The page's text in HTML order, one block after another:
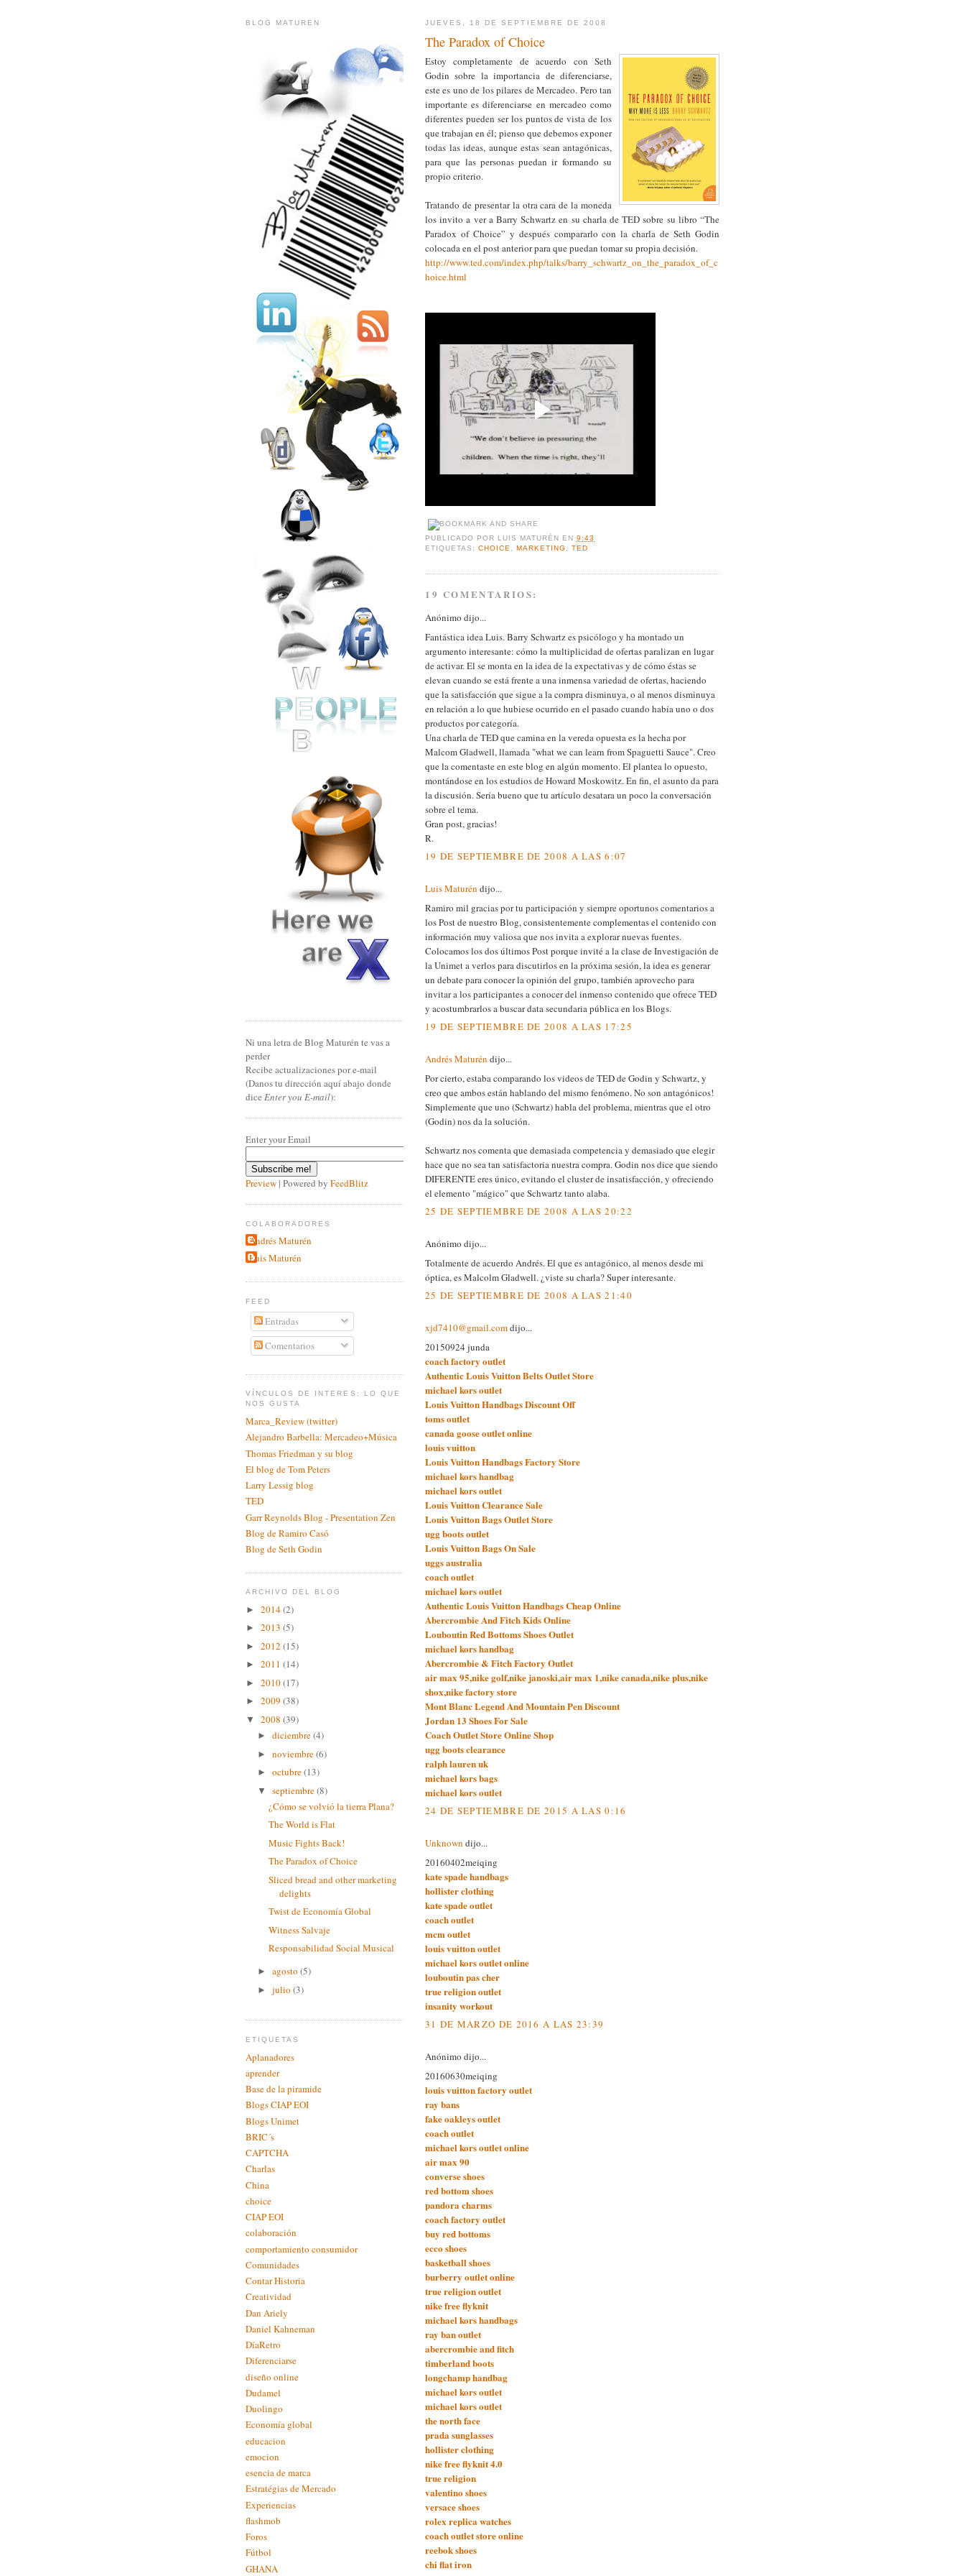
JUEVES, 18 DE SEPTIEMBRE DE 2008
The Paradox of Choice
Estoy completamente de acuerdo con Seth
Godin sobre la importancia de diferenciarse,
este es uno de los pilares de Mercadeo. Pero tan
importante es diferenciarse en mercadeo como
diferentes pueden ser los puntos de vista de los
que trabajan en él; pienso que debemos exponer
todas las ideas, aunque estas sean antagónicas,
para que las personas puedan ir formando su
propio criterio.
Tratando de presentar la otra cara de la moneda
los invito a ver a Barry Schwartz en su charla de TED sobre su libro “The
Paradox of Choice” y después compararlo con la charla de Seth Godin
colocada en el post anterior para que puedan tomar su propia decisión.
http://www.ted.com/index.php/talks/barry_schwartz_on_the_paradox_of_c
hoice.html
PUBLICADO POR LUIS MATURÉN EN9:43
ETIQUETAS:CHOICE, MARKETING ,TED
19 COMENTARIOS:
Anónimo dijo...
Fantástica idea Luis. Barry Schwartz es psicólogo y ha montado un
argumento interesante: cómo la multiplicidad de ofertas paralizan en lugar
de activar. El se monta en la idea de la expectativas y de cómo éstas se
elevan cuando se está frente a una inmensa variedad de ofertas, haciendo
que la satisfacción que sigue a la compra disminuya, o al menos disminuya
en relación a lo que hubiese ocurrido en el pasado cuando había uno o dos
productos por categoría.
Una charla de TED que camina en la vereda opuesta es la hecha por
Malcom Gladwell, llamada "what we can learn from Spaguetti Sauce". Creo
que la comentaste en este blog en algún momento. El plantea lo opuesto,
montándose en los estudios de Howard Moskowitz. En fin, el asunto da para
la discusión. Sería bueno que tu artículo desatara un poco la conversación
sobre el tema.
Gran post, gracias!
R.
19 DE SEPTIEMBRE DE 2008 A LAS 6:07
Luis Maturén dijo...
Ramiro mil gracias por tu participación y siempre oportunos comentarios a
los Post de nuestro Blog, consistentemente complementas el contenido con
información muy valiosa que nos invita a explorar nuevas fuentes.
Colocamos los dos últimos Post porque invité a la clase de Investigación de
la Unimet a verlos para discutirlos en la próxima sesión, la idea es generar
un debate para conocer la opinión del grupo, también aprovecho para
invitar a los participantes a conocer del inmenso contenido que ofrece TED
y acostumbrarlos a buscar data secundaria pública en los Blogs.
19 DE SEPTIEMBRE DE 2008 A LAS 17:25
Andrés Maturén dijo...
Por cierto, estaba comparando los videos de TED de Godin y Schwartz, y
creo que ambos están hablando del mismo fenómeno. No son antagónicos!
Simplemente que uno (Schwartz) habla del problema, mientras que el otro
(Godin) nos da la solución.
Schwartz nos comenta que demasiada competencia y demasiado que elegir
hace que no sea tan satisfactoria nuestra compra. Godin nos dice que siendo
DIFERENTE eres único, evitando el cluster de insatisfacción, y ofreciendo
el elemento "mágico" que Schwartz tanto alaba.
25 DE SEPTIEMBRE DE 2008 A LAS 20:22
Anónimo dijo...
Totalmente de acuerdo Andrés. El que es antagónico, al menos desde mi
óptica, es Malcolm Gladwell. ¿viste su charla? Super interesante.
25 DE SEPTIEMBRE DE 2008 A LAS 21:40
xjd7410@gmail.comdijo...
20150924 junda
coach factory outlet
Authentic Louis Vuitton Belts Outlet Store
michael kors outlet
Louis Vuitton Handbags Discount Off
toms outlet
canada goose outlet online
louis vuitton
Louis Vuitton Handbags Factory Store
michael kors handbag
michael kors outlet
Louis Vuitton Clearance Sale
Louis Vuitton Bags Outlet Store
ugg boots outlet
Louis Vuitton Bags On Sale
uggs australia
coach outlet
michael kors outlet
Authentic Louis Vuitton Handbags Cheap Online
Abercrombie And Fitch Kids Online
Louboutin Red Bottoms Shoes Outlet
michael kors handbag
Abercrombie & Fitch Factory Outlet
air max 95,nike golf,nike janoski,air max 1,nike canada,nike plus,nike
shox,nike factory store
Mont Blanc Legend And Mountain Pen Discount
Jordan 13 Shoes For Sale
Coach Outlet Store Online Shop
ugg boots clearance
ralph lauren uk
michael kors bags
michael kors outlet
24 DE SEPTIEMBRE DE 2015 A LAS 0:16
Unknown dijo...
20160402meiqing
kate spade handbags
hollister clothing
kate spade outlet
coach outlet
mcm outlet
louis vuitton outlet
michael kors outlet online
louboutin pas cher
true religion outlet
insanity workout
31 DE MARZO DE 2016 A LAS 23:39
Anónimo dijo...
20160630meiqing
louis vuitton factory outlet
ray bans
fake oakleys outlet
coach outlet
michael kors outlet online
air max 90
converse shoes
red bottom shoes
pandora charms
coach factory outlet
buy red bottoms
ecco shoes
basketball shoes
burberry outlet online
true religion outlet
nike free flyknit
michael kors handbags
ray ban outlet
abercrombie and fitch
timberland boots
longchamp handbag
michael kors outlet
michael kors outlet
the north face
prada sunglasses
hollister clothing
nike free flyknit 4.0
true religion
valentino shoes
versace shoes
rolex replica watches
coach outlet store online
reebok shoes
chi flat iron
BLOG MATUREN
Ni una letra de Blog Maturén te vas a
perder
Recibe actualizaciones por e-mail
(Danos tu dirección aquí abajo donde
dice Enter you E-mail):
Enter your Email
Preview | Powered by FeedBlitz
COLABORADORES
Andrés Maturén
Luis Maturén
FEED
Entradas
Comentarios
VÍNCULOS DE INTERES: LO QUE
NOS GUSTA
Marca_Review (twitter)
Alejandro Barbella: Mercadeo+Música
Thomas Friedman y su blog
El blog de Tom Peters
Larry Lessig blog
TED
Garr Reynolds Blog - Presentation Zen
Blog de Ramiro Casó
Blog de Seth Godin
ARCHIVO DEL BLOG
► 2014(2)
► 2013 (5)
► 2012 (15)
► 2011 (14)
► 2010(17)
► 2009 (38)
▼ 2008 (39)
► diciembre(4)
► noviembre(6)
► octubre(13)
▼ septiembre(8)
¿Cómo se volvió la tierra Plana?
The World is Flat
Music Fights Back!
The Paradox of Choice
Sliced bread and other marketing
delights
Twist de Economía Global
Witness Salvaje
Responsabilidad Social Musical
► agosto (5)
► julio (3)
ETIQUETAS
Aplanadores
aprender
Base de la piramide
Blogs CIAP EOI
Blogs Unimet
BRIC´s
CAPTCHA
Charlas
China
choice
CIAP EOI
colaboración
comportamiento consumidor
Comunidades
Contar Historia
Creatividad
Dan Ariely
Daniel Kahneman
DíaRetro
Diferenciarse
diseño online
Dudamel
Duolingo
Economía global
educacion
emocion
esencia de marca
Estratégias de Mercado
Experiencias
flashmob
Foros
Fútbol
GHANA